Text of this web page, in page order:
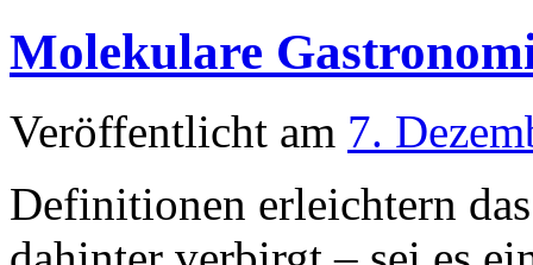
Molekulare
Veröffentlicht am 7.
Definitionen erleichtern